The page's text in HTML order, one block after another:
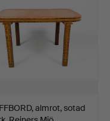
almrot, sotad